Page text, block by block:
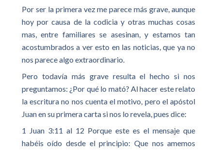
Por ser la primera vez me parece más grave, aunque
hoy por causa de la codicia y otras muchas cosas
mas, entre familiares se asesinan, y estamos tan
acostumbrados a ver esto en las noticias, que ya no
nos parece algo extraordinario.
Pero todavía más grave resulta el hecho si nos
preguntamos: ¿Por qué lo mató? Al hacer este relato
la escritura no nos cuenta el motivo, pero el apóstol
Juan en su primera carta si nos lo revela, pues dice:
1 Juan 3:11 al 12 Porque este es el mensaje que
habéis oído desde el principio: Que nos amemos